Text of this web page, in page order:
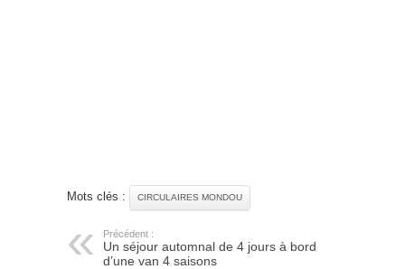
Mots clés : CIRCULAIRES MONDOU
Précédent :
Un séjour automnal de 4 jours à bord
d’une van 4 saisons